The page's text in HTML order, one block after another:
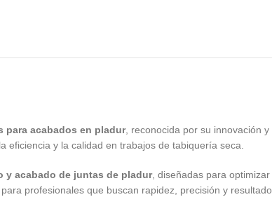
para acabados en pladur, reconocida por su innovación
eficiencia y la calidad en trabajos de tabiquería seca.
y acabado de juntas de pladur, diseñadas para
profesionales que buscan rapidez, precisión y